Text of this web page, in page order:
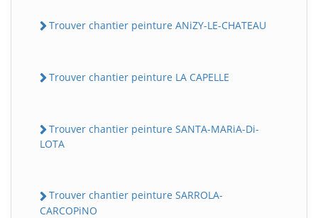
Trouver chantier peinture ANiZY-LE-CHATEAU
Trouver chantier peinture LA CAPELLE
Trouver chantier peinture SANTA-MARiA-Di-
LOTA
Trouver chantier peinture SARROLA-
CARCOPiNO